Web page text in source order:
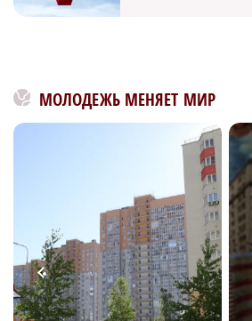
МОЛОДЕЖЬ МЕНЯЕТ МИР